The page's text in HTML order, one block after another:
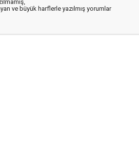
ve büyük harflerle yazılmış yorumlar